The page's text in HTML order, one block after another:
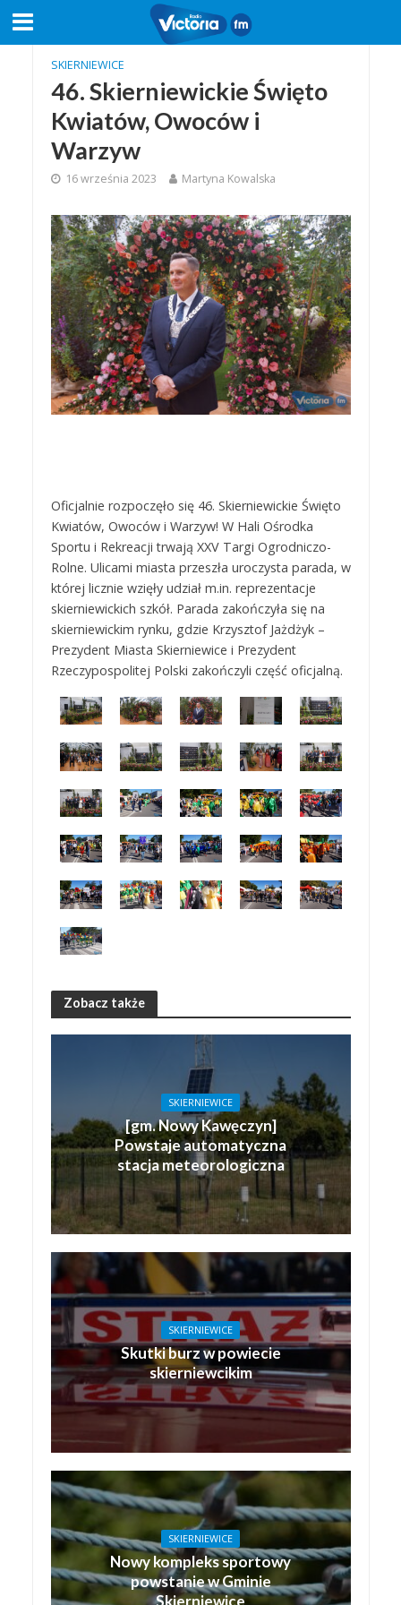
SKIERNIEWICE
46. Skierniewickie Święto
Kwiatów, Owoców i
Warzyw
16 września 2023 Martyna Kowalska
Oficjalnie rozpoczęło się 46. Skierniewickie Święto
Kwiatów, Owoców i Warzyw! W Hali Ośrodka
Sportu i Rekreacji trwają XXV Targi Ogrodniczo-
Rolne. Ulicami miasta przeszła uroczysta parada, w
której licznie wzięły udział m.in. reprezentacje
skierniewickich szkół. Parada zakończyła się na
skierniewickim rynku, gdzie Krzysztof Jażdżyk –
Prezydent Miasta Skierniewice i Prezydent
Rzeczypospolitej Polski zakończyli część oficjalną.
Zobacz także
SKIERNIEWICE
[gm. Nowy Kawęczyn]
Powstaje automatyczna
stacja meteorologiczna
SKIERNIEWICE
Skutki burz w powiecie
skierniewcikim
SKIERNIEWICE
Nowy kompleks sportowy
powstanie w Gminie
Skierniewice